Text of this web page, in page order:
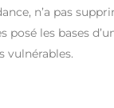
n’a pas
les bases
vulnérables.